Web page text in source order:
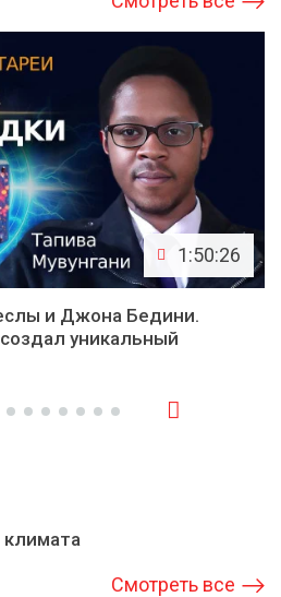
1:50:26
и Джона Бедини.
уникальный
Смотреть все